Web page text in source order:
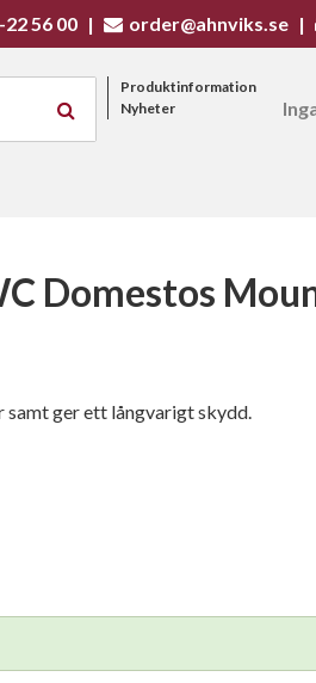
Domestos
samt ger ett långvarigt skydd.
22 56 00 | order@ahnviks.se |
Produktinformation
Nyheter